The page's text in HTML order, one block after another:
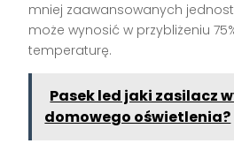
mniej zaawansowanych
może wynosić w przybliżeniu
temperaturę.
Pasek led jaki zasilacz
domowego oświetlenia?